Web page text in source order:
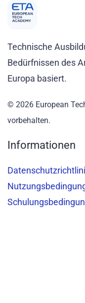
Technische
Bedürfnissen des
Europa basiert.
© 2026 European
vorbehalten.
Informationen